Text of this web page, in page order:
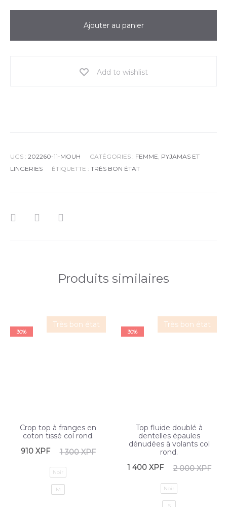
Ajouter au panier
Add to wishlist
UGS : 202260-11-MOUH CATÉGORIES : FEMME, PYJAMAS ET
LINGERIES
ÉTIQUETTE : TRÈS BON ÉTAT
Produits similaires
Très bon état
30%
Crop top à franges en
coton tissé col rond.
1 300XPF
910 XPF
Noir
M
Très bon état
30%
Top fluide doublé à
dentelles épaules
dénudées à volants col
rond.
2 000XPF
1 400 XPF
Noir
S